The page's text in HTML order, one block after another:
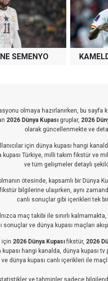
SEMENYO
olmaya hazırlanırken, bu sayfa
2026 Dünya Kupası gruplar, 2026
olarak güncellenmekte ve
için dünya kupası hangi
Türkiye, milli takım fikstür ve
ve tüm gelişmeler detaylı
ötesinde, kapsamlı bir Dünya
bilgilerine ulaşırken, aynı
canlı sonuçlar gibi içerikleri tek
maç takibi ile sınırlı
ve dünya kupası maçları
için 2026 Dünya Kupasıfikstür, 2026
hangi kanalda, dünya kupası
dünya kupası canlı içerikleri ile